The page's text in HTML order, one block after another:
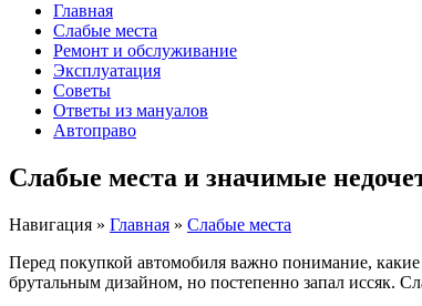
Главная
Слабые места
Ремонт и обслуживание
Эксплуатация
Советы
Ответы из мануалов
Автоправо
Слабые места и значимые
Навигация » Главная » Слабые места
Перед покупкой автомобиля важно понимание,
брутальным дизайном, но постепенно запал иссяк.